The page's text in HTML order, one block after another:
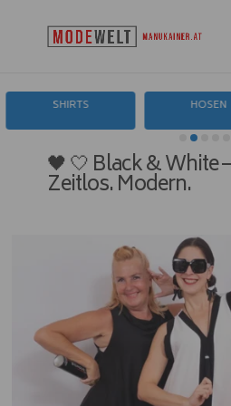
SHIRTS HOSEN
🖤 🤍 Black & White
Zeitlos. Modern.